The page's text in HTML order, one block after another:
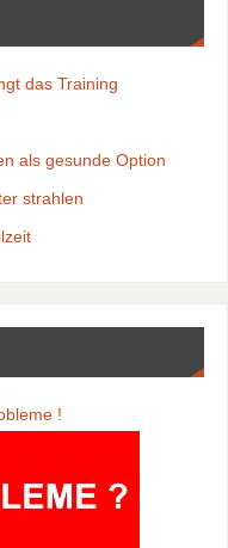
das Training
als gesunde Option
strahlen
!